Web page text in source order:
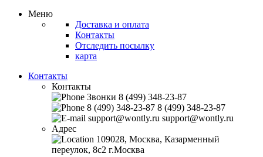
Меню
Доставка и оплата
Контакты
Отследить посылку
карта
Контакты
Контакты
Звонки 8 (499) 348-23-87
8 (499) 348-23-87 8 (499) 348-23-87
support@wontly.ru support@wontly.ru
Адрес
109028, Москва, Казарменный
переулок, 8с2 г.Москва